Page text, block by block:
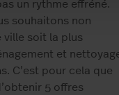
un rythme effréné.
souhaitons non
ville soit la plus
et
C’est pour cela que
5 offres